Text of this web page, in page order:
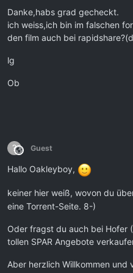
Danke,habs grad gecheckt.
ich weiss,ich bin im falschen
den film auch bei
lg
Ob
?This user is from outside of this
Guest
Hallo Oakleyboy,
keiner hier weiß, wovon du
eine Torrent-Seite. 8-)
Oder fragst du auch bei Hofer
tollen SPAR Angebote
Aber herzlich Willkommen